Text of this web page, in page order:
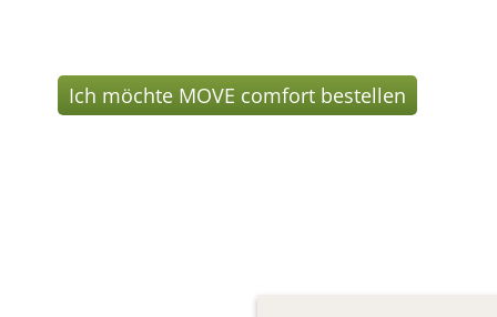
Ich möchte MOVE comfort bestellen